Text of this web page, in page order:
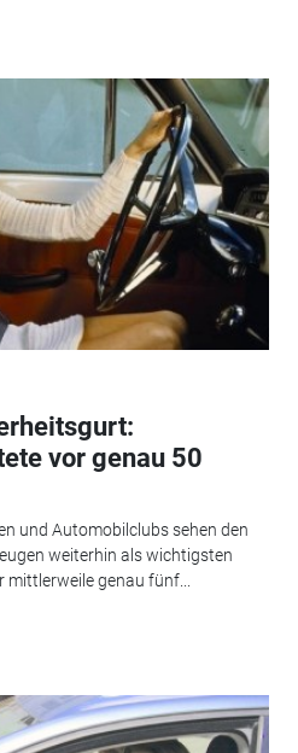
vor genau 50
und Automobilclubs sehen den
weiterhin als wichtigsten
mittlerweile genau fünf...